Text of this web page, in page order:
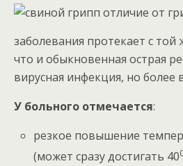
заболевания протекает с
что и обыкновенная острая
вирусная инфекция, но более
У больного отмечается:
резкое повышение
(может сразу достигать 40